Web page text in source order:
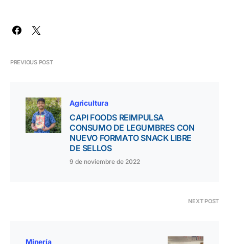
PREVIOUS POST
Agricultura
CAPI FOODS REIMPULSA
CONSUMO DE LEGUMBRES CON
NUEVO FORMATO SNACK LIBRE
DE SELLOS
9 de noviembre de 2022
NEXT POST
Minería